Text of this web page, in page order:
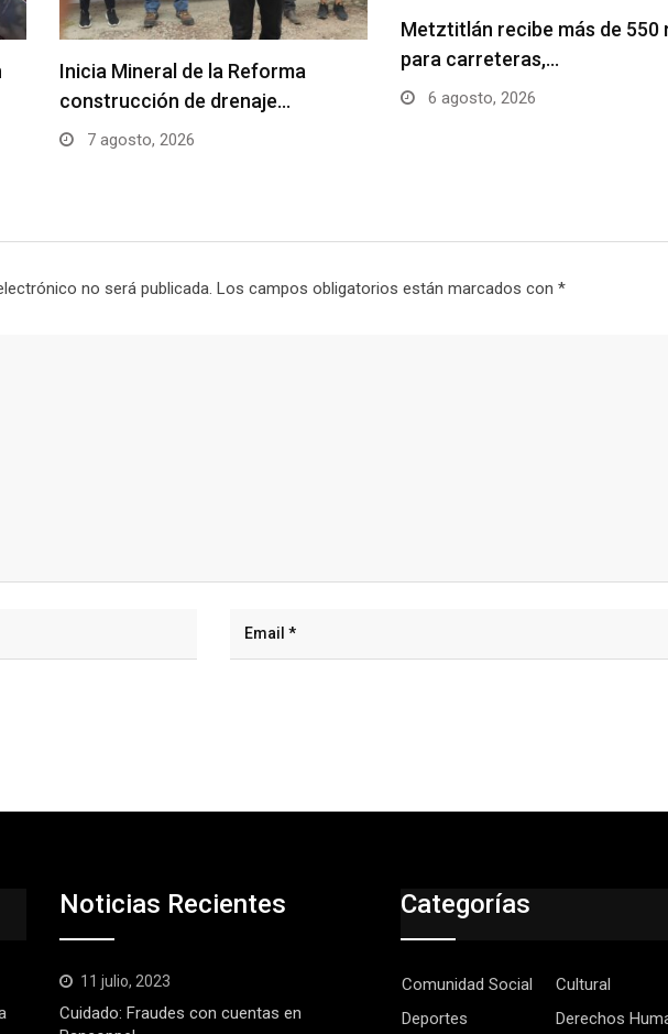
Inicia Mineral de la Reforma
construcción de drenaje…
7 agosto, 2026
Metztitlán recibe más de 550
para carreteras,…
6 agosto, 2026
no será publicada. Los campos obligatorios están marcados con *
Noticias Recientes
11 julio, 2023
Cuidado: Fraudes con cuentas en
Categorías
Comunidad Social
Cultural
Deportes
Derechos